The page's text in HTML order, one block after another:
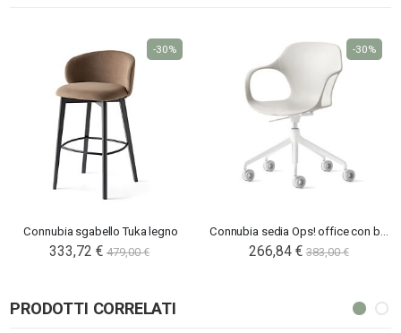
Connubia sgabello Tuka legno
333,72 € 479,00 €
-30%
266,84 € 383,00 €
-30%
PRODOTTI CORRELATI